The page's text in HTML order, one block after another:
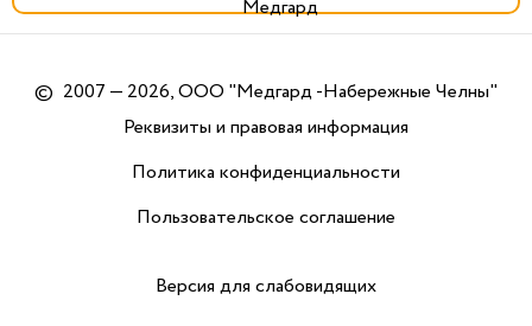
© 2007 — 2026, ООО "Медгард -Набережные Челны"
Реквизиты и правовая информация
Политика конфиденциальности
Пользовательское соглашение
Версия для слабовидящих